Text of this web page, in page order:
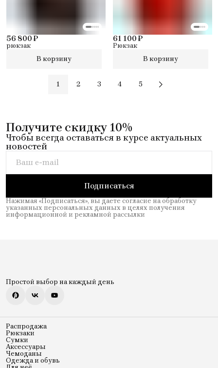
56 800 ₽
рюкзак
В корзину
61 100 ₽
Рюкзак
В корзину
1 2 3 4 5
Получите скидку 10%
Чтобы всегда оставаться в курсе актуальных
новостей
Подписаться
Нажимая «Подписаться», вы даете согласие на обработку
указанных персональных данных в целях получения
информационной и рекламной рассылки
Простой выбор на каждый день
Распродажа
Рюкзаки
Сумки
Аксессуары
Чемоданы
Одежда и обувь